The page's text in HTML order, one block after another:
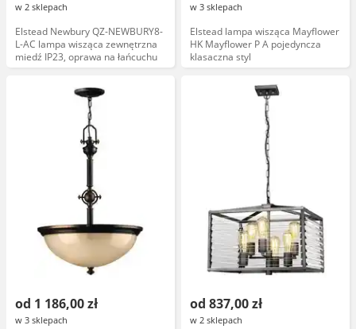
w 2 sklepach
Elstead Newbury QZ-NEWBURY8-
L-AC lampa wisząca zewnętrzna
miedź IP23, oprawa na łańcuchu
w 3 sklepach
Elstead lampa wisząca Mayflower
HK Mayflower P A pojedyncza
klasaczna styl
od 1 186,00 zł
w 3 sklepach
od 837,00 zł
w 2 sklepach